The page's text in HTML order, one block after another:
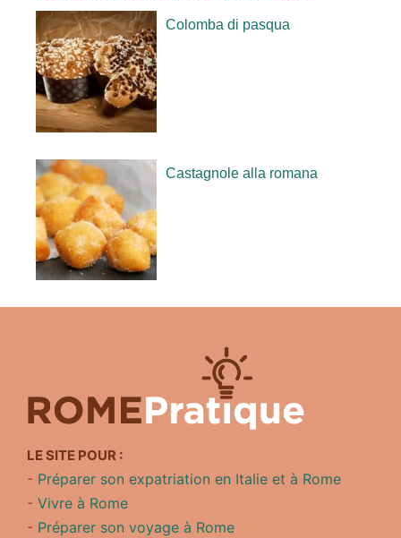
Colomba di pasqua
Castagnole alla romana
LE SITE POUR :
- Préparer son expatriation en Italie et à Rome
- Vivre à Rome
- Préparer son voyage à Rome